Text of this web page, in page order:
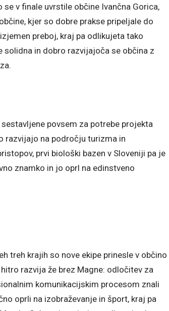
v finale uvrstile občine Ivančna Gorica,
kjer so dobre prakse pripeljale do
preboj, kraj pa odlikujeta tako
in dobro razvijajoča se občina z
povsem za potrebe projekta
razvijajo na področju turizma in
prvi biološki bazen v Sloveniji pa je
znamko in jo oprl na edinstveno
treh krajih so nove ekipe prinesle v občino
razvija že brez Magne: odločitev za
komunikacijskim procesom znali
oprli na izobraževanje in šport, kraj pa